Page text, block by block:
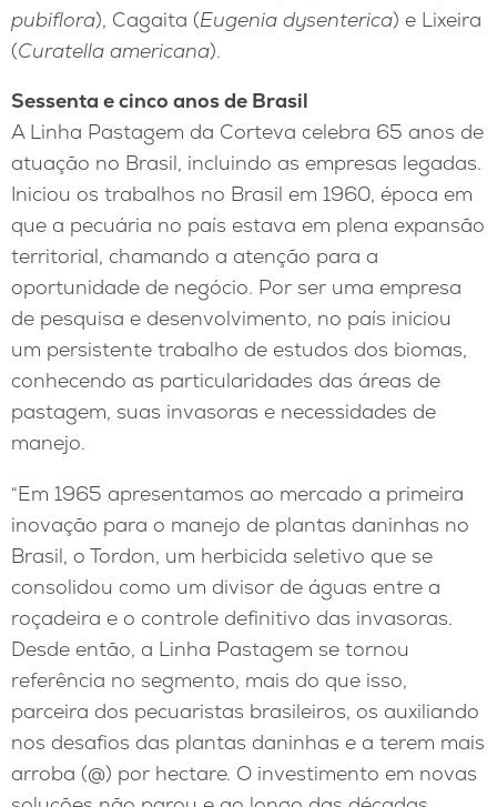
pubiflora), Cagaita (Eugenia dysenterica) e Lixeira
(Curatella americana).
Sessenta e cinco anos de Brasil
A Linha Pastagem da Corteva celebra 65 anos de
atuação no Brasil, incluindo as empresas legadas.
Iniciou os trabalhos no Brasil em 1960, época em
que a pecuária no país estava em plena expansão
territorial, chamando a atenção para a
oportunidade de negócio. Por ser uma empresa
de pesquisa e desenvolvimento, no país iniciou
um persistente trabalho de estudos dos biomas,
conhecendo as particularidades das áreas de
pastagem, suas invasoras e necessidades de
manejo.
“Em 1965 apresentamos ao mercado a primeira
inovação para o manejo de plantas daninhas no
Brasil, o Tordon, um herbicida seletivo que se
consolidou como um divisor de águas entre a
roçadeira e o controle definitivo das invasoras.
Desde então, a Linha Pastagem se tornou
referência no segmento, mais do que isso,
parceira dos pecuaristas brasileiros, os auxiliando
nos desafios das plantas daninhas e a terem mais
arroba (@) por hectare. O investimento em novas